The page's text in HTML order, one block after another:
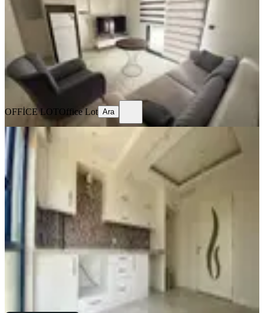
1+1·55 m²·Bahçe katı·06.08.2026
22.000 ₺
OFFİCE LOTOffice Lot
OFFİCE LOT Office Lot Ara
YENİ
Ata Yapı'dan 112 Ve Şehir Hastanesi
Yakını Kiralık Ara Kat
Merkezefendi, Karahasanlı Mahallesi
2+1· ·
25.000 ₺
Ata Yapı GayrimenkulAta Yapı Gayrimenkul